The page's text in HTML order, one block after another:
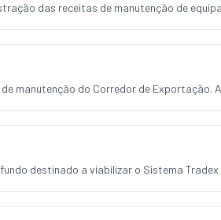
das receitas de manutenção de
manutenção do Corredor de Exportação.
destinado a viabilizar o Sistema